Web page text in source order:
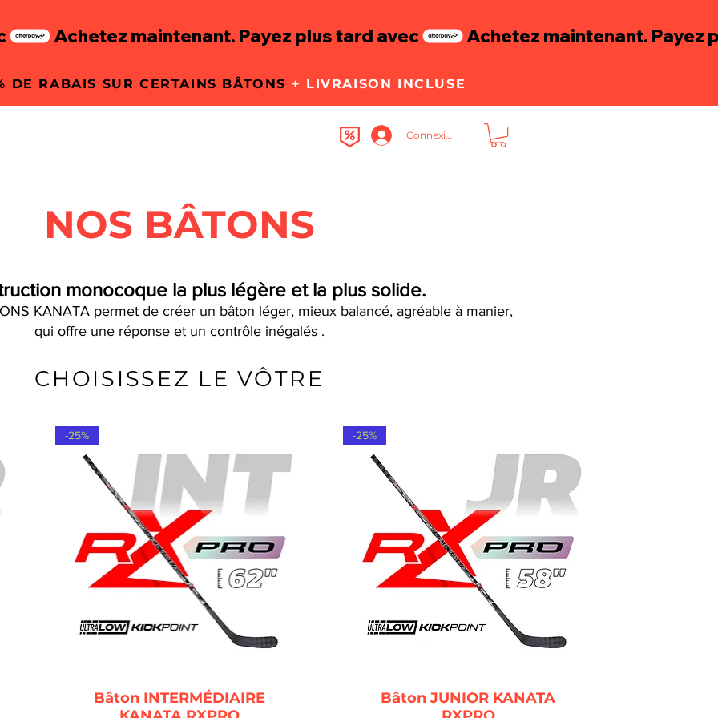
DE RABAIS SUR CERTAINS BÂTONS + LIVRAISON INCLUSE
Connexion
NOS BÂTONS
monocoque la plus légère et la plus solide.
KANATA permet de créer un bâton léger, mieux balancé, agréable à manier,
qui offre une réponse et un contrôle inégalés .
CHOISISSEZ LE VÔTRE
-25%
Bâton INTERMÉDIAIRE
-25%
Bâton JUNIOR KANATA